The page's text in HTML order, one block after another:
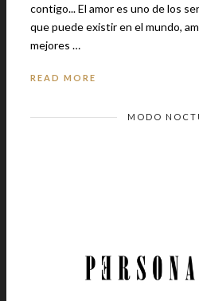
contigo... El amor es uno de los sentimientos más hermosos
que puede existir en el mundo,
mejores …
READ MORE
MODO